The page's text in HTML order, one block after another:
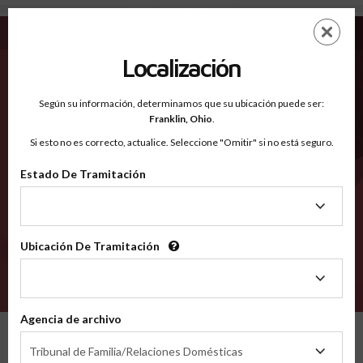
Boone IL - Condados Reconocidos
EN
Condados Reconocidos
2600
Localización
Según su información, determinamos que su ubicación puede ser:
Franklin, Ohio.
Si esto no es correcto, actualice. Seleccione "Omitir" si no está seguro.
Estado De Tramitación
Tramitación
Ubicación De Tramitación
Tramitación
Agencia de archivo
Tribunal de Familia/Relaciones Domésticas
de